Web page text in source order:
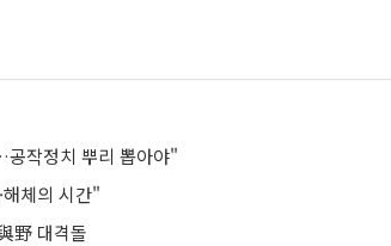
작정치 뿌리 뽑아야"
체의 시간"
野 대격돌